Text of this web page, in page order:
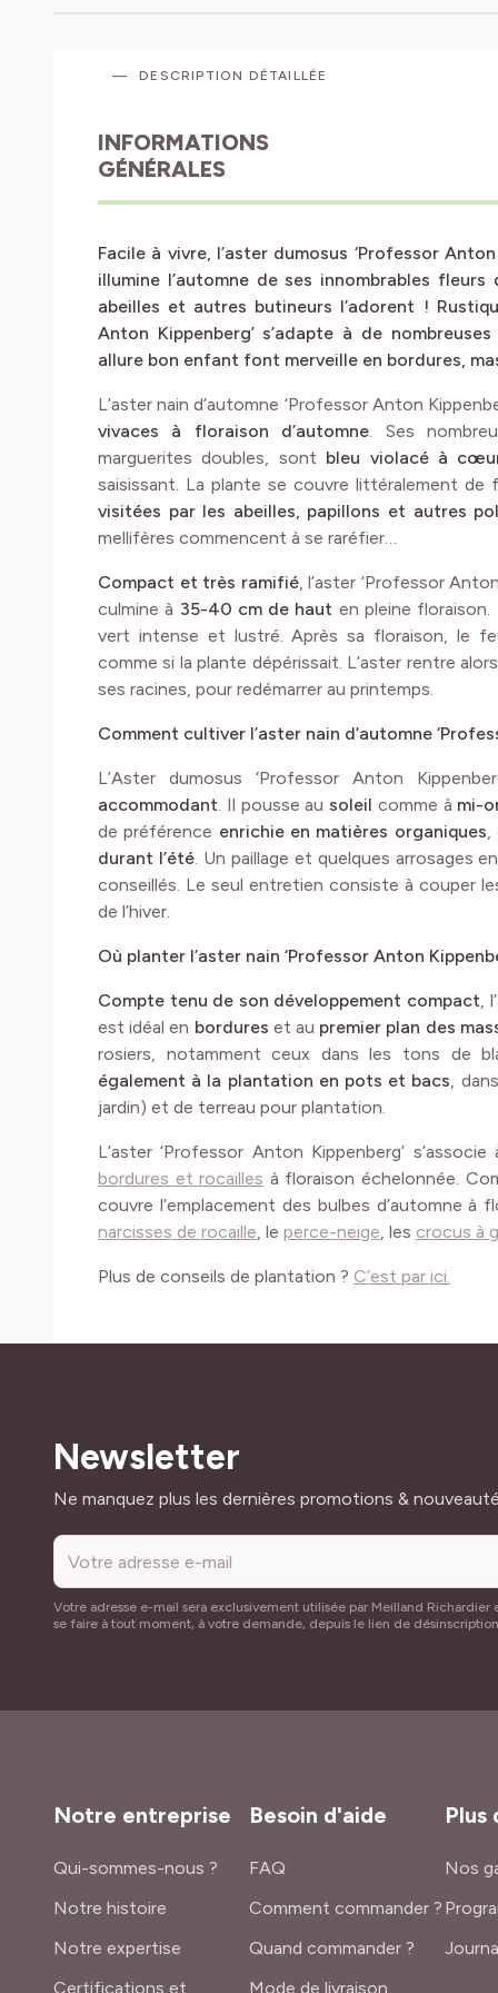
DESCRIPTION DÉTAILLÉE
INFORMATIONS
GÉNÉRALES
Facile à vivre, l’aster dumosus ‘Professor
illumine l’automne de ses innombrables
abeilles et autres butineurs l’adorent !
Anton Kippenberg’ s’adapte à de
allure bon enfant font merveille en bordures,
L’aster nain d’automne ‘Professor Anton
vivaces à floraison d’automne. Ses
marguerites doubles, sont bleu violacé à
saisissant. La plante se couvre littéralement de
visitées par les abeilles, papillons et autres
mellifères commencent à se raréfier…
Compact et très ramifié, l’aster ‘Professor
culmine à 35-40 cm de haut en pleine floraison.
vert intense et lustré. Après sa floraison, le
comme si la plante dépérissait. L’aster rentre
ses racines, pour redémarrer au printemps.
Comment cultiver l’aster nain d’automne
L’Aster dumosus ‘Professor Anton
accommodant. Il pousse ausoleil comme à mi-
de préférence enrichie en matières organiques,
durant l’été. Un paillage et quelques arrosages
conseillés. Le seul entretien consiste à couper
de l’hiver.
Où planter l’aster nain ‘Professor Anton
Compte tenu de son développement compact,
est idéal en bordures et au premier plan des
rosiers, notamment ceux dans les tons de
également à la plantation en pots et bacs,
jardin) et de terreau pour plantation.
L’aster ‘Professor Anton Kippenberg’
bordures et rocailles à floraison échelonnée.
couvre l’emplacement des bulbes d’automne à
narcisses de rocaille, le perce-neige, les crocus à
Plus de conseils de plantation ? C’est par ici.
Newsletter
Adresse mail
Ne manquez plus les dernières promotions &
Votre adresse e-mail sera exclusivement utilisée par Meilland
se faire à tout moment, à votre demande, depuis le lien de
Notre entreprise
Qui-sommes-nous ?
Notre histoire
Notre expertise
Certifications et
Besoin d'aide
FAQ
Comment commander ?
Quand commander ?
Mode de livraison
Plus
Nos